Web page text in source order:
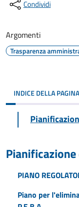
Condividi
Argomenti
Trasparenza
INDICE DELLA PAGINA
PIANO
Piano per